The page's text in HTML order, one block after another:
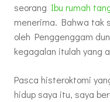
seorang Ibu rumah
menerima. Bahwa tak
oleh Penggenggam
kegagalan itulah yang
Pasca histeroktomi
hidup saya itu, saya